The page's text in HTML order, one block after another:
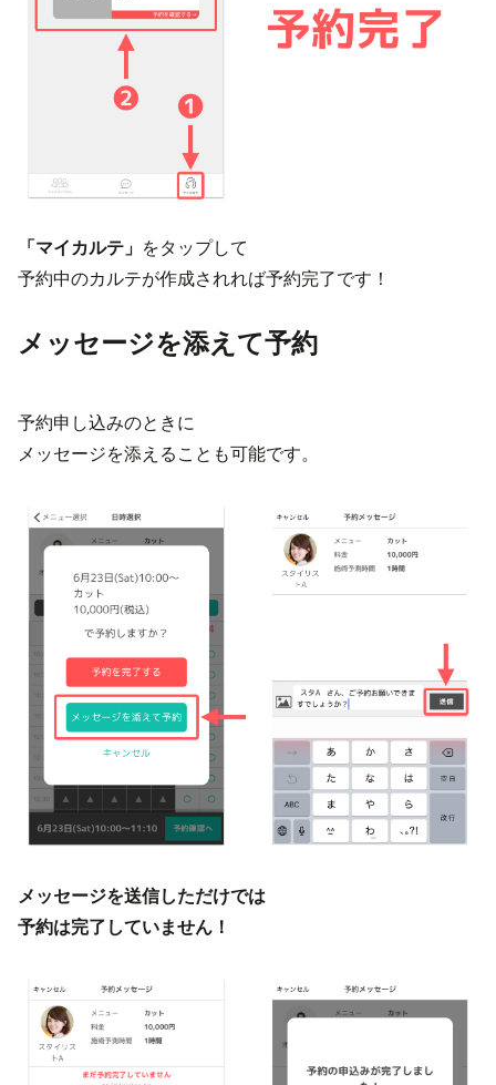
「マイカルテ」 をタップして
予約中のカルテが作成されれば予約完了です！
メッセージを添えて予約
予約申し込みのときに
メッセージを添えることも可能です。
メッセージを送信しただけでは
予約は完了していません！